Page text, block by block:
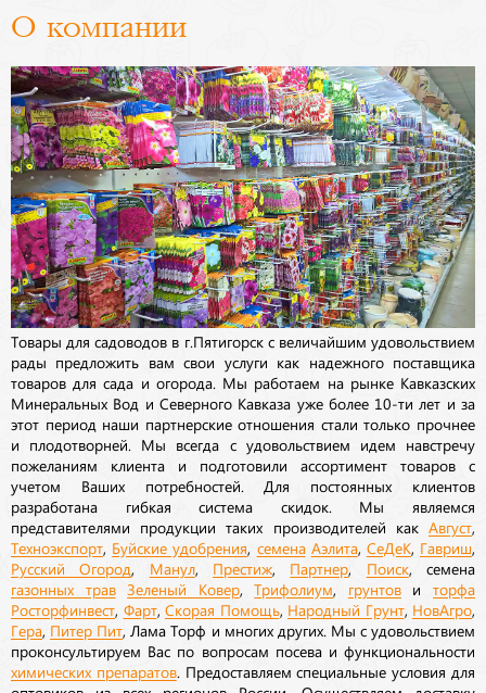
О компании
Товары для садоводов в г.Пятигорск с величайшим удовольствием
рады предложить вам свои услуги как надежного поставщика
товаров для сада и огорода. Мы работаем на рынке Кавказских
Минеральных Вод и Северного Кавказа уже более 10-ти лет и за
этот период наши партнерские отношения стали только прочнее
и плодотворней. Мы всегда с удовольствием идем навстречу
пожеланиям клиента и подготовили ассортимент товаров с
учетом Ваших потребностей. Для постоянных клиентов
разработана гибкая система скидок. Мы являемся
представителями продукции таких производителей как Август
Техноэкспорт Буйские удобрения семена Аэлита, СеДеК Гавриш
Русский Огород Манул, Престиж Партнер Поиск, семена
газонных трав Зеленый Ковер,Трифолиум грунтовиторфа
Росторфинвест Фарт, Скорая Помощь Народный Грунт, НовАгро
Гера Питер Пит , Лама Торф и многих других. Мы с удовольствием
проконсультируем Вас по вопросам посева и функциональности
химических препаратов. Предоставляем специальные условия для